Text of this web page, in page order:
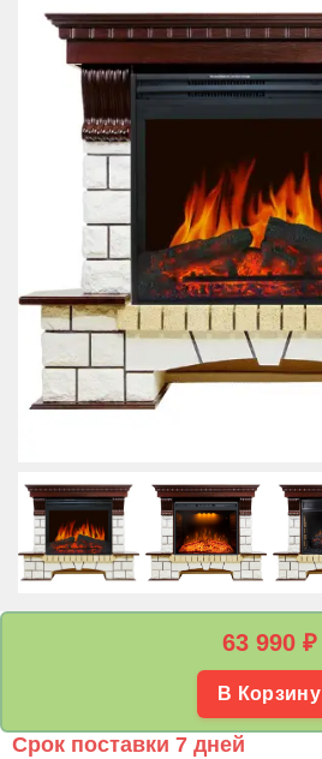
63 990 ₽
В Корзину
Срок поставки 7 дней